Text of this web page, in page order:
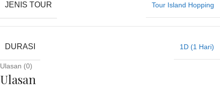
JENIS TOUR Tour Island Hopping
DURASI 1D (1 Hari)
Ulasan (0)
Ulasan